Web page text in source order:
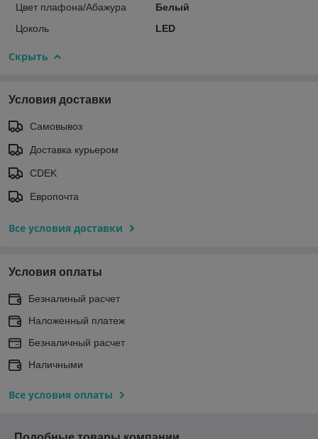
Цвет плафона/Абажура
Белый
Цоколь
LED
Скрыть
Условия доставки
Самовывоз
Доставка курьером
CDEK
Европочта
Все условия доставки
Условия оплаты
Безналиный расчет
Наложенный платеж
Безналичный расчет
Наличными
Все условия оплаты